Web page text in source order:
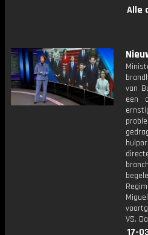
Alle
van
een
VS.
17-